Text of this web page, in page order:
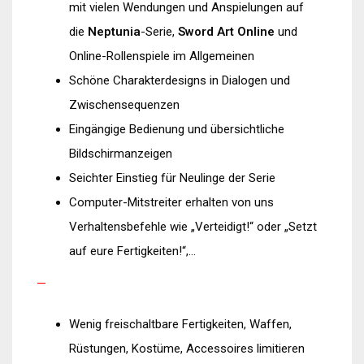
mit vielen Wendungen und Anspielungen auf
die Neptunia-Serie, Sword Art Online und
Online-Rollenspiele im Allgemeinen
Schöne Charakterdesigns in Dialogen und
Zwischensequenzen
Eingängige Bedienung und übersichtliche
Bildschirmanzeigen
Seichter Einstieg für Neulinge der Serie
Computer-Mitstreiter erhalten von uns
Verhaltensbefehle wie „Verteidigt!“ oder „Setzt
auf eure Fertigkeiten!“,…
—
Wenig freischaltbare Fertigkeiten, Waffen,
Rüstungen, Kostüme, Accessoires limitieren